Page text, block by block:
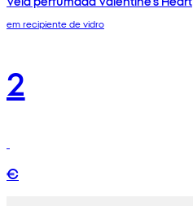
em recipiente de vidro
2
€